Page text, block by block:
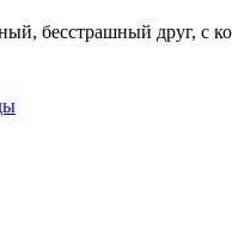
бесстрашный друг, с